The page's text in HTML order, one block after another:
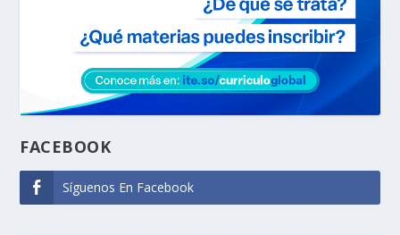
FACEBOOK
Síguenos En Facebook